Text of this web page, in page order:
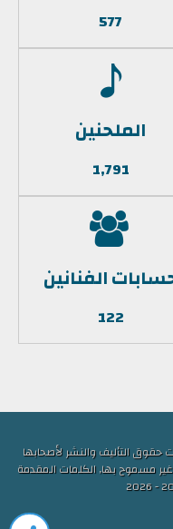
577
الملحنين
1,791
الفنانين
122
التأليف والنشر لأصحابها
مسموح بها, الكلمات المقدمة